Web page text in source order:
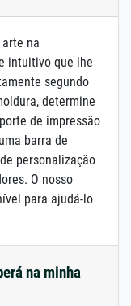
na
intuitivo que lhe
segundo
determine
de impressão
barra de
personalização
O nosso
para ajudá-lo
na minha